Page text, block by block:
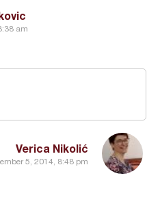
am
Verica Nikolić
5, 2014, 8:48 pm